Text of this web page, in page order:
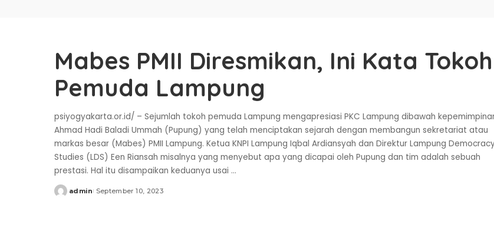
Mabes PMII Diresmikan, Ini Kata Tokoh
Pemuda Lampung
psiyogyakarta.or.id/ – Sejumlah tokoh pemuda Lampung mengapresiasi PKC Lampung dibawah
Ahmad Hadi Baladi Ummah (Pupung) yang telah menciptakan sejarah dengan membangun sekretariat atau
markas besar (Mabes) PMII Lampung. Ketua KNPI Lampung Iqbal Ardiansyah dan Direktur Lampung
Studies (LDS) Een Riansah misalnya yang menyebut apa yang dicapai oleh Pupung dan tim adalah sebuah
prestasi. Hal itu disampaikan keduanya usai ...
Posted
admin September 10, 2023